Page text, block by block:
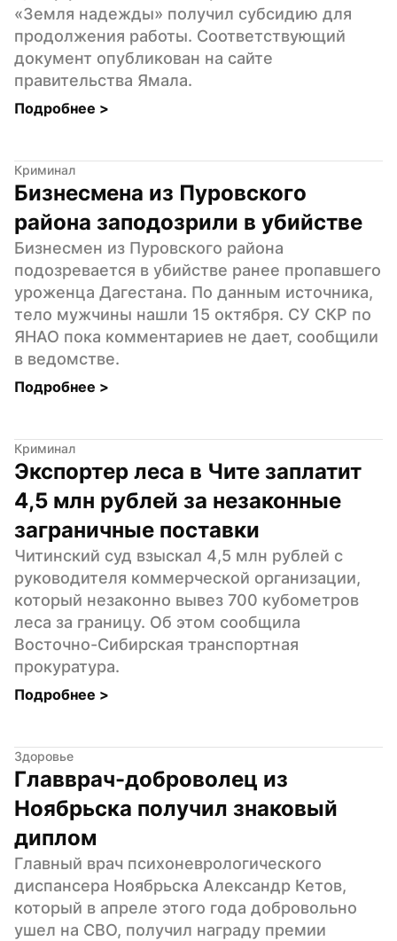
«Земля надежды» получил субсидию для
продолжения работы. Соответствующий
документ опубликован на сайте
правительства Ямала.
Подробнее >
Криминал
Бизнесмена из Пуровского
района заподозрили в убийстве
Бизнесмен из Пуровского района
подозревается в убийстве ранее пропавшего
уроженца Дагестана. По данным источника,
тело мужчины нашли 15 октября. СУ СКР по
ЯНАО пока комментариев не дает, сообщили
в ведомстве.
Подробнее >
Криминал
Экспортер леса в Чите заплатит
4,5 млн рублей за незаконные
заграничные поставки
Читинский суд взыскал 4,5 млн рублей с
руководителя коммерческой организации,
который незаконно вывез 700 кубометров
леса за границу. Об этом сообщила
Восточно-Сибирская транспортная
прокуратура.
Подробнее >
Здоровье
Главврач-доброволец из
Ноябрьска получил знаковый
диплом
Главный врач психоневрологического
диспансера Ноябрьска Александр Кетов,
который в апреле этого года добровольно
ушел на СВО, получил награду премии